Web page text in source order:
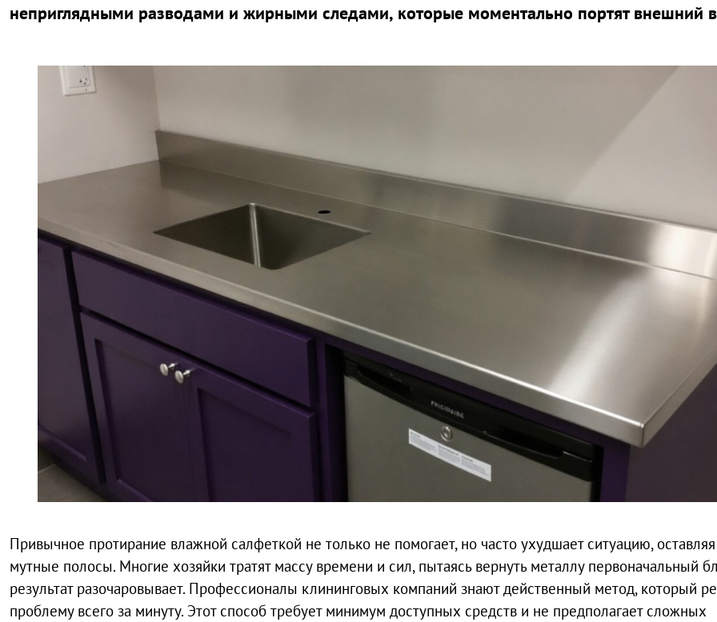
неприглядными разводами и жирными следами, которые моментально портят внешний
Привычное протирание влажной салфеткой не только не помогает, но часто ухудшает ситуацию, оставляя
мутные полосы. Многие хозяйки тратят массу времени и сил, пытаясь вернуть металлу первоначальный
результат разочаровывает. Профессионалы клининговых компаний знают действенный метод, который
проблему всего за минуту. Этот способ требует минимум доступных средств и не предполагает сложных